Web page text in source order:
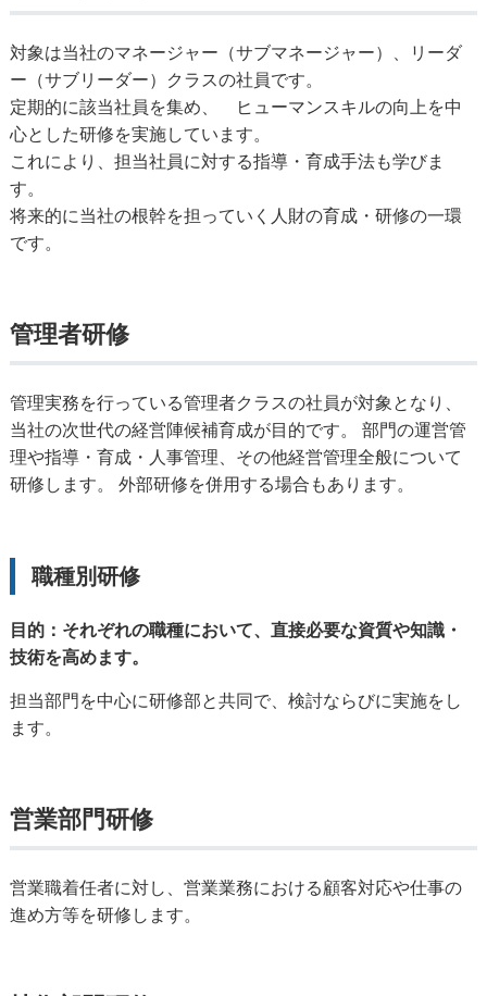
対象は当社のマネージャー（サブマネージャー）、リーダ
ー（サブリーダー）クラスの社員です。
定期的に該当社員を集め、 ヒューマンスキルの向上を中
心とした研修を実施しています。
これにより、担当社員に対する指導・育成手法も学びま
す。
将来的に当社の根幹を担っていく人財の育成・研修の一環
です。
管理者研修
管理実務を行っている管理者クラスの社員が対象となり、
当社の次世代の経営陣候補育成が目的です。 部門の運営管
理や指導・育成・人事管理、その他経営管理全般について
研修します。 外部研修を併用する場合もあります。
職種別研修
目的：それぞれの職種において、直接必要な資質や知識・
技術を高めます。
担当部門を中心に研修部と共同で、検討ならびに実施をし
ます。
営業部門研修
営業職着任者に対し、営業業務における顧客対応や仕事の
進め方等を研修します。